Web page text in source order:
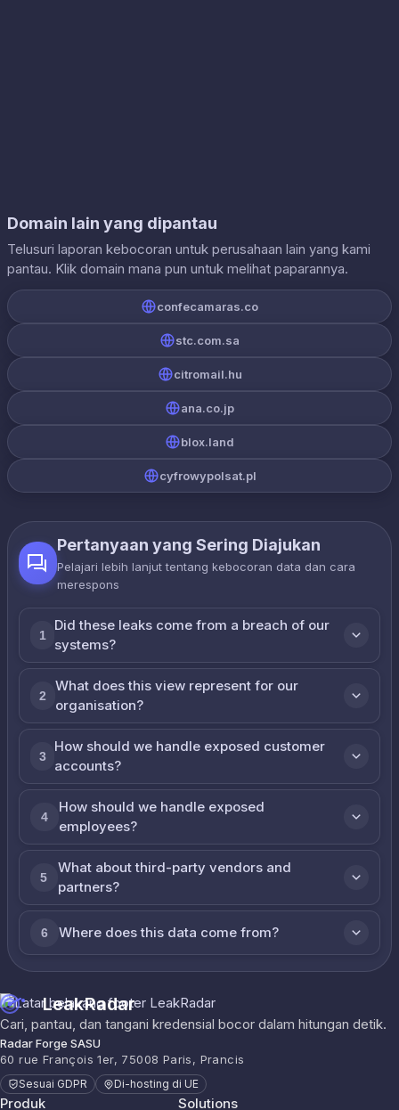
Domain lain yang dipantau
Telusuri laporan kebocoran untuk perusahaan lain yang kami
pantau. Klik domain mana pun untuk melihat paparannya.
confecamaras.co
stc.com.sa
citromail.hu
ana.co.jp
blox.land
cyfrowypolsat.pl
Pertanyaan yang Sering Diajukan
Pelajari lebih lanjut tentang kebocoran data dan cara
merespons
1
Did these leaks come from a breach of our
systems?
2
What does this view represent for our
organisation?
3
How should we handle exposed customer
accounts?
4
How should we handle exposed
employees?
5
What about third-party vendors and
partners?
6 Where does this data come from?
LeakRadar
Cari, pantau, dan tangani kredensial bocor dalam hitungan detik.
Radar Forge SASU
60 rue François 1er, 75008 Paris, Prancis
Sesuai GDPR Di-hosting di UE
Produk Solutions